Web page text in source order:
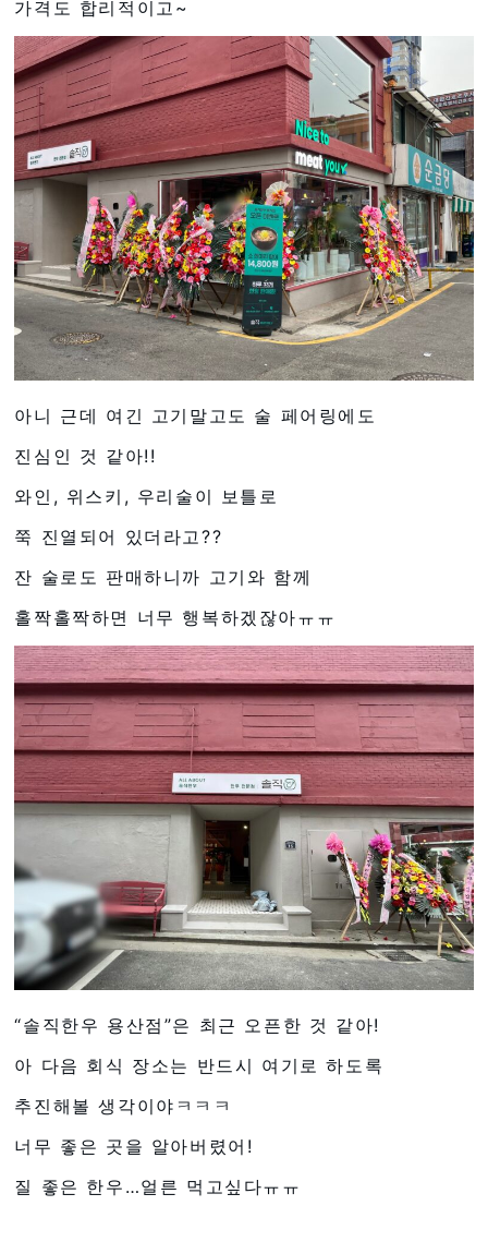
가격도 합리적이고~
아니 근데 여긴 고기말고도 술 페어링에도
진심인 것 같아!!
와인, 위스키, 우리술이 보틀로
쭉 진열되어 있더라고??
잔 술로도 판매하니까 고기와 함께
홀짝홀짝하면 너무 행복하겠잖아ㅠㅠ
“솔직한우 용산점”은 최근 오픈한 것 같아!
아 다음 회식 장소는 반드시 여기로 하도록
추진해볼 생각이야ㅋㅋㅋ
너무 좋은 곳을 알아버렸어!
질 좋은 한우…얼른 먹고싶다ㅠㅠ